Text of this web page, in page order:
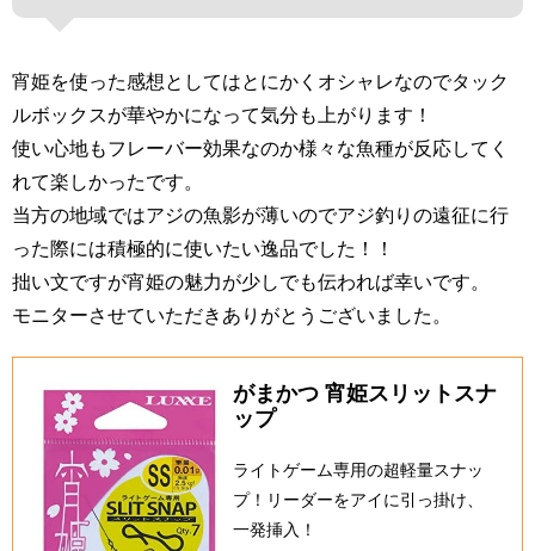
宵姫を使った感想としてはとにかくオシャレなのでタック
ルボックスが華やかになって気分も上がります！
使い心地もフレーバー効果なのか様々な魚種が反応してく
れて楽しかったです。
当方の地域ではアジの魚影が薄いのでアジ釣りの遠征に行
った際には積極的に使いたい逸品でした！！
拙い文ですが宵姫の魅力が少しでも伝われば幸いです。
モニターさせていただきありがとうございました。
がまかつ 宵姫スリットスナ
ップ
ライトゲーム専用の超軽量スナッ
プ！リーダーをアイに引っ掛け、
一発挿入！